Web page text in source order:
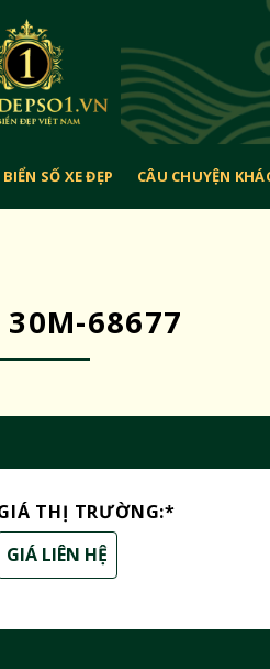
SỐ XE ĐẸP CÂU CHUYỆN
30M-68677
THỊ TRƯỜNG:*
GIÁ LIÊN HỆ